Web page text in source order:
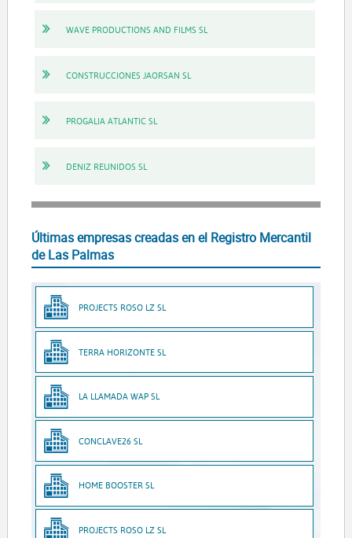
WAVE PRODUCTIONS AND FILMS SL
CONSTRUCCIONES JAORSAN SL
PROGALIA ATLANTIC SL
DENIZ REUNIDOS SL
Últimas empresas creadas en el Registro Mercantil
de Las Palmas
PROJECTS ROSO LZ SL
TERRA HORIZONTE SL
LA LLAMADA WAP SL
CONCLAVE26 SL
HOME BOOSTER SL
PROJECTS ROSO LZ SL